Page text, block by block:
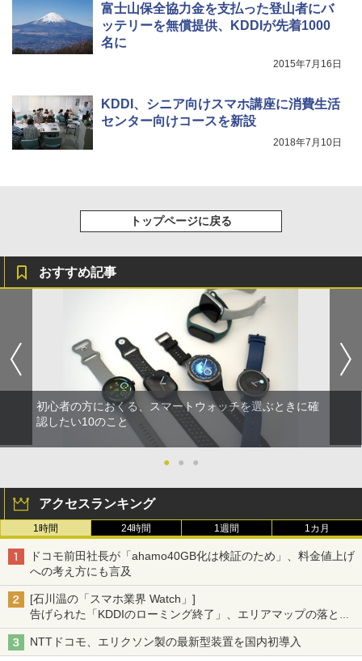
富士山保全協力金を支払った登山者にバ
ッテリーを無償提供、KDDIが先着1000
名に
2015年7月16日
KDDI、シニア向けスマホ講座に消費生活
センター向けコースを新設
2018年7月10日
トップページに戻る
おすすめ記事
初心者の方におくる、スマートウォッチを選ぶときに確
認したい10のこと
● ● ●
アクセスランキング
1時間 24時間 1週間 1カ月
ドコモ前田社長が「ahamo40GB化は検証のため」、料金値上げ
への考え方にも言及
[石川温の「スマホ業界 Watch」]
告げられた「KDDIのローミング終了」、エリアマップの落とし
穴と楽天モバイルの課題
NTTドコモ、エリクソン製の最新型装置を国内初導入